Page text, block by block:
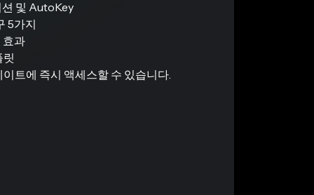
및 AutoKey
5가지
효과
릿
트에 즉시 액세스할 수 있습니다.